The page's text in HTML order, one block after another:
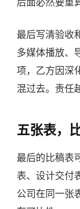
最后写清验收
多媒体播放、
项，乙方因深
混过去。责任
五张表，
最后的比稿表
表、设计交付
公司在同一张